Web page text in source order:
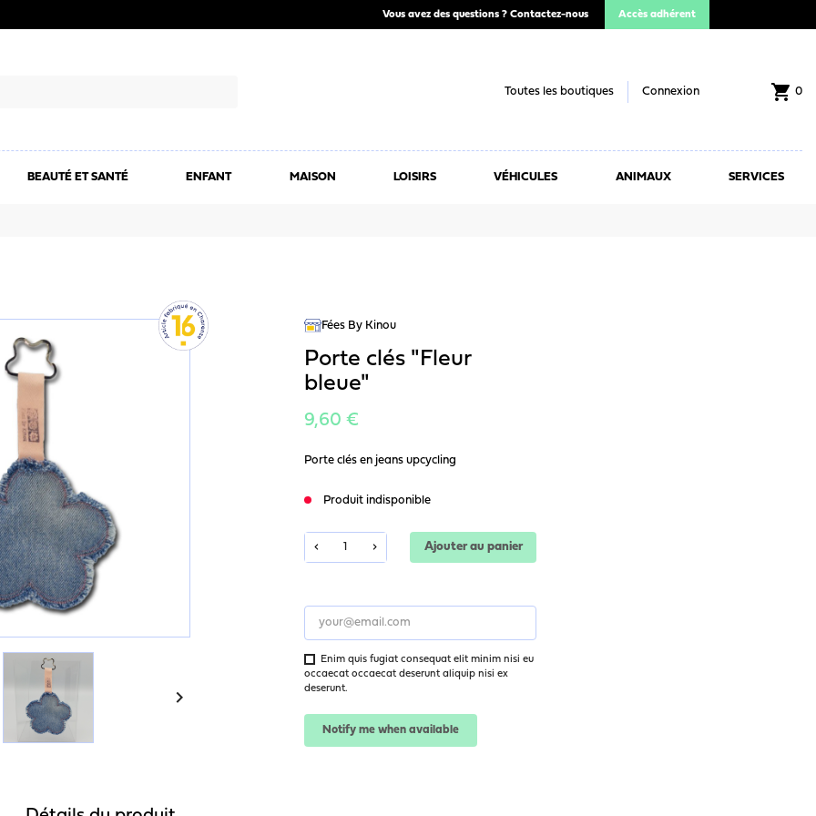
Vous avez des questions ? Contactez-nous Accès adhérent
Toutes les boutiques Connexion shopping_cart 0
BEAUTÉ ET SANTÉ ENFANT MAISON LOISIRS VÉHICULES ANIMAUX SERVICES

Fées By Kinou
Porte clés "Fleur
bleue"
9,60 €
Porte clés en jeans upcycling
Produit indisponible
Ajouter au panier
Enim quis fugiat consequat elit minim nisi eu
occaecat occaecat deserunt aliquip nisi ex
deserunt.
Notify me when available